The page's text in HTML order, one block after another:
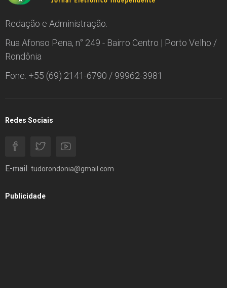
Redação e Administração:
Rua Afonso Pena, n° 249 - Bairro Centro | Porto Velho /
Rondônia
Fone: +55 (69) 2141-6790 / 99962-3981
Redes Sociais
E-mail: tudorondonia@gmail.com
Publicidade